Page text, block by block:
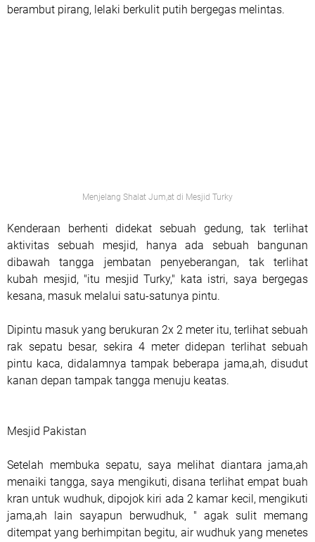
berambut pirang, lelaki berkulit putih bergegas melintas.
Menjelang Shalat Jum,at di Mesjid Turky
Kenderaan berhenti didekat sebuah gedung, tak terlihat
aktivitas sebuah mesjid, hanya ada sebuah bangunan
dibawah tangga jembatan penyeberangan, tak terlihat
kubah mesjid, "itu mesjid Turky," kata istri, saya bergegas
kesana, masuk melalui satu-satunya pintu.
Dipintu masuk yang berukuran 2x 2 meter itu, terlihat sebuah
rak sepatu besar, sekira 4 meter didepan terlihat sebuah
pintu kaca, didalamnya tampak beberapa jama,ah, disudut
kanan depan tampak tangga menuju keatas.
Mesjid Pakistan
Setelah membuka sepatu, saya melihat diantara jama,ah
menaiki tangga, saya mengikuti, disana terlihat empat buah
kran untuk wudhuk, dipojok kiri ada 2 kamar kecil, mengikuti
jama,ah lain sayapun berwudhuk, " agak sulit memang
ditempat yang berhimpitan begitu, air wudhuk yang menetes